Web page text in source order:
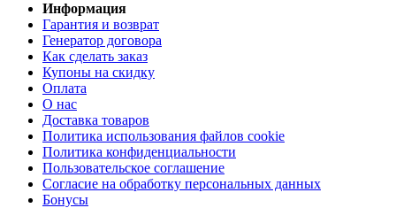
Информация
Гарантия и возврат
Генератор договора
Как сделать заказ
Купоны на скидку
Оплата
О нас
Доставка товаров
Политика использования файлов cookie
Политика конфиденциальности
Пользовательское соглашение
Согласие на обработку персональных данных
Бонусы